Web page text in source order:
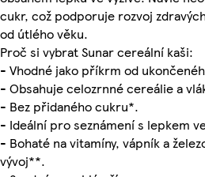
cukr, což podporuje rozvoj
od útlého věku.
Proč si vybrat Sunar cereální kaši:
- Vhodné jako příkrm od
- Obsahuje celozrnné cereálie a
- Bez přidaného cukru*.
- Ideální pro seznámení s lepkem
- Bohaté na vitamíny, vápník a
vývoj**.